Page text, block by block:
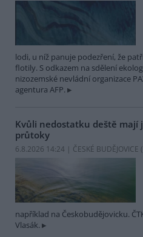
lodi, u níž panuje podezření, že
flotily. S odkazem na sdělení
nizozemské nevládní organizace
agentura AFP.
Kvůli nedostatku deště mají
průtoky
6.8.2026 14:24 | ČESKÉ BUDĚJOVICE (
například na Českobudějovicku.
Vlasák.